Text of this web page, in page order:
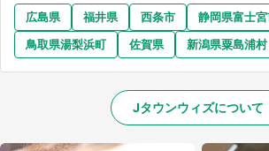
広島県 福井県 西条市 静岡県富士
鳥取県湯梨浜町
佐賀県 新潟県粟島浦村
Jタウンウィズについて